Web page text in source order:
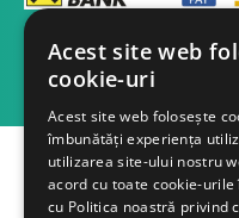
Copyright ©
Acest site web
cookie-uri
Acest site web folosește
îmbunătăți experiența
utilizarea site-ului nostru
acord cu toate cookie-
cu Politica noastră privind